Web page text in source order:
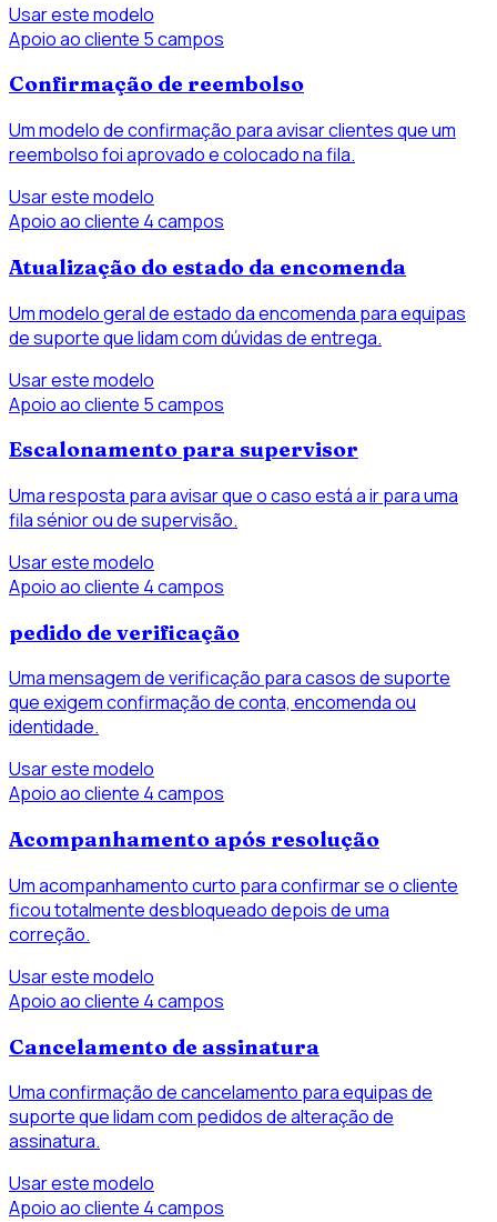
Usar este modelo
Apoio ao cliente 5 campos
Confirmação de reembolso
Um modelo de confirmação para avisar clientes que um
reembolso foi aprovado e colocado na fila.
Usar este modelo
Apoio ao cliente 4 campos
Atualização do estado da encomenda
Um modelo geral de estado da encomenda para equipas
de suporte que lidam com dúvidas de entrega.
Usar este modelo
Apoio ao cliente 5 campos
Escalonamento para supervisor
Uma resposta para avisar que o caso está a ir para uma
fila sénior ou de supervisão.
Usar este modelo
Apoio ao cliente 4 campos
pedido de verificação
Uma mensagem de verificação para casos de suporte
que exigem confirmação de conta, encomenda ou
identidade.
Usar este modelo
Apoio ao cliente 4 campos
Acompanhamento após resolução
Um acompanhamento curto para confirmar se o cliente
ficou totalmente desbloqueado depois de uma
correção.
Usar este modelo
Apoio ao cliente 4 campos
Cancelamento de assinatura
Uma confirmação de cancelamento para equipas de
suporte que lidam com pedidos de alteração de
assinatura.
Usar este modelo
Apoio ao cliente 4 campos